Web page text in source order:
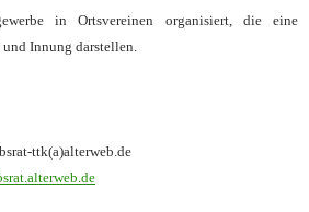
in Ortsvereinen organisiert, die eine
Innung darstellen.
ttk(a)alterweb.de